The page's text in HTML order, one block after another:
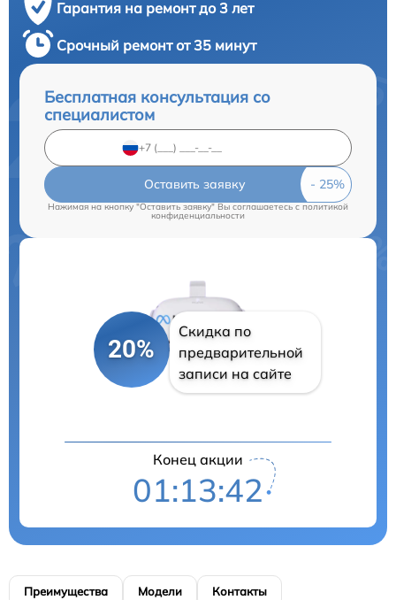
Гарантия на ремонт до 3 лет
Срочный ремонт от 35 минут
Бесплатная консультация со
специалистом
Оставить заявку
Нажимая на кнопку "Оставить заявку" Вы соглашаетесь cполитикой
конфиденциальности
20%
Скидка по
предварительной
записи на сайте
Конец акции
01:13:42
Преимущества Модели Контакты